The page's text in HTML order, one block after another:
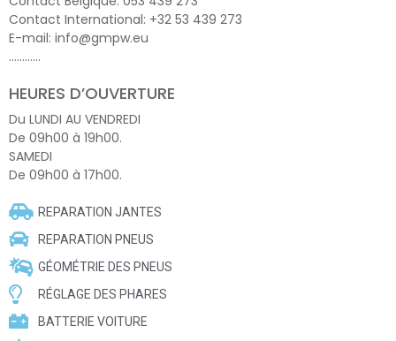
Contact International: +32 53 439 273
E-mail: info@gmpw.eu
…………
HEURES D’OUVERTURE
Du LUNDI AU VENDREDI
De 09h00 à 19h00.
SAMEDI
De 09h00 à 17h00.
REPARATION JANTES
REPARATION PNEUS
GÉOMÉTRIE DES PNEUS
RÉGLAGE DES PHARES
BATTERIE VOITURE